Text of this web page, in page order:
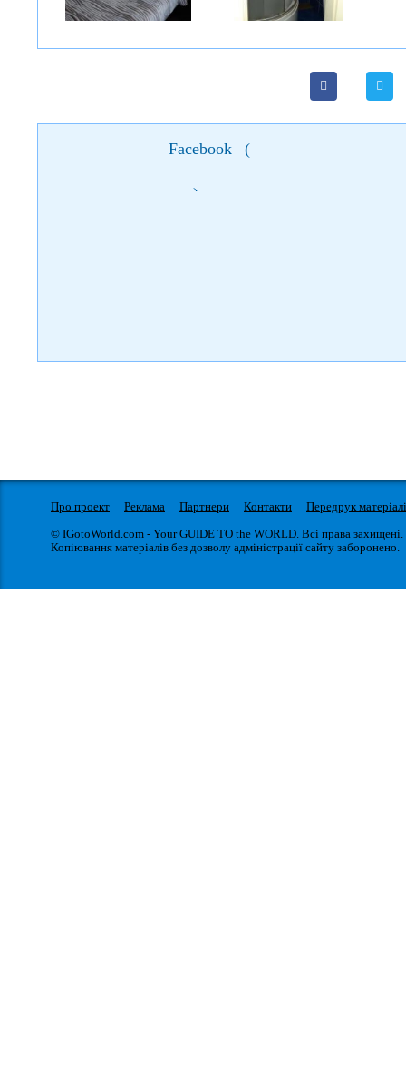
Facebook (
)
Про проект Реклама Партнери Контакти
Передрук
© IGotoWorld.com - Your GUIDE TO the WORLD. Всі права захищені.
Копіювання матеріалів без дозволу адміністрації сайту заборонено.